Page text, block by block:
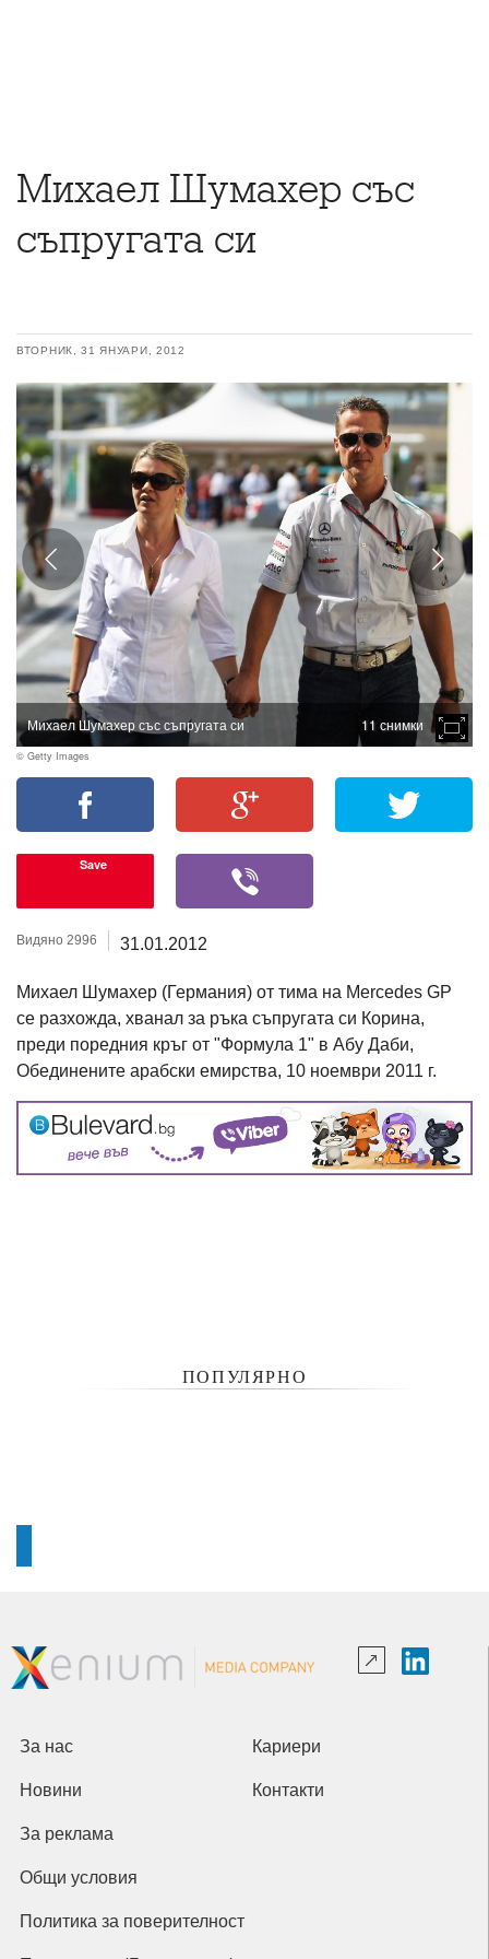
Михаел Шумахер със
съпругата си
ВТОРНИК, 31 ЯНУАРИ, 2012
Михаел Шумахер със съпругата си 11 снимки
© Getty Images
Save
Видяно 2996 31.01.2012
Михаел Шумахер (Германия) от тима на Mercedes GP
се разхожда, хванал за ръка съпругата си Корина,
преди поредния кръг от "Формула 1" в Абу Даби,
Обединените арабски емирства, 10 ноември 2011 г.
ПОПУЛЯРНО
За нас Кариери
Новини Контакти
За реклама
Общи условия
Политика за поверителност